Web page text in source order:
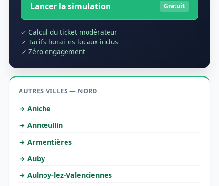
Lancer la simulation Gratuit
✓ Calcul du ticket modérateur
✓ Tarifs horaires locaux inclus
✓ Zéro engagement
AUTRES VILLES — NORD
→ Aniche
→ Annœullin
→ Armentières
→ Auby
→ Aulnoy-lez-Valenciennes